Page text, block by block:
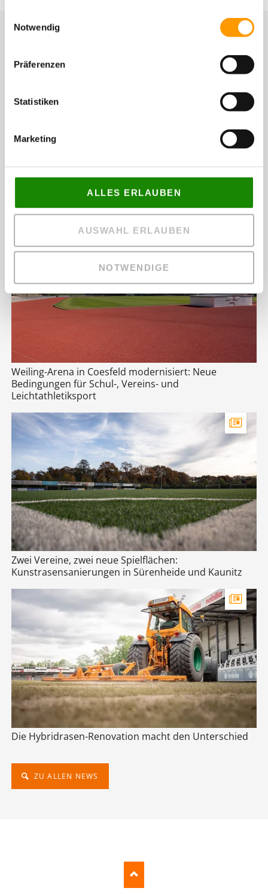
Cookies, wenn Sie unsere Webseite weiterhin nutzen.
Notwendig
Präferenzen
Statistiken
Marketing
ALLES ERLAUBEN
AUSWAHL ERLAUBEN
NOTWENDIGE
14 Jahre mit vollem Einsatz dabei
Weiling-Arena in Coesfeld modernisiert: Neue
Bedingungen für Schul-, Vereins- und
Leichtathletiksport
Zwei Vereine, zwei neue Spielflächen:
Kunstrasensanierungen in Sürenheide und Kaunitz
Die Hybridrasen-Renovation macht den Unterschied
ZU ALLEN NEWS